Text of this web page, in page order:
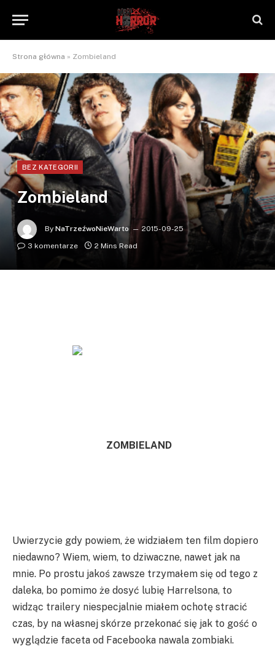
Strona główna » Zombieland
BEZ KATEGORII
Zombieland
By NaTrzeźwoNieWarto
2015-09-25
3 komentarze
2 Mins Read
ZOMBIELAND
Uwierzycie gdy powiem, że widziałem ten film dopiero
niedawno? Wiem, wiem, to dziwaczne, nawet jak na
mnie. Po prostu jakoś zawsze trzymałem się od tego z
daleka, bo pomimo że dosyć lubię Harrelsona, to
widząc trailery niespecjalnie miałem ochotę stracić
czas, by na własnej skórze przekonać się jak to gość o
wyglądzie faceta od Facebooka nawala zombiaki.